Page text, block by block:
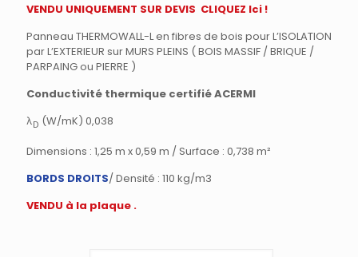
prix :
28,36 €
à
VENDU UNIQUEMENT SUR DEVIS CLIQUEZ Ici !
Panneau THERMOWALL-L en fibres de bois pour L’ISOLATION
par L’EXTERIEUR sur MURS PLEINS ( BOIS MASSIF / BRIQUE /
PARPAING ou PIERRE )
Conductivité thermique certifié ACERMI
λD (W/mK) 0,038
Dimensions : 1,25 m x 0,59 m / Surface : 0,738 m²
BORDS DROITS/ Densité : 110 kg/m3
VENDU à la plaque .